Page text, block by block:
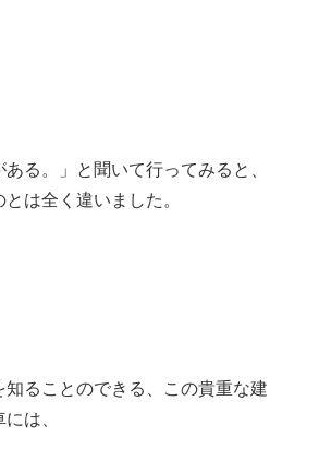
ある。」と聞いて行ってみると、
は全く違いました。
知ることのできる、この貴重な建
は、